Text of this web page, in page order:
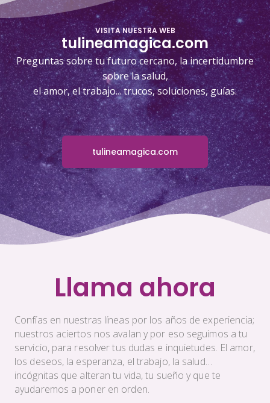
VISITA NUESTRA WEB
tulineamagica.com
Preguntas sobre tu futuro cercano, la incertidumbre
sobre la salud,
el amor, el trabajo... trucos, soluciones, guías.
tulineamagica.com
Llama ahora
Confías en nuestras líneas por los años de experiencia;
nuestros aciertos nos avalan y por eso seguimos a tu
servicio, para resolver tus dudas e inquietudes. El amor,
los deseos, la esperanza, el trabajo, la salud…
incógnitas que alteran tu vida, tu sueño y que te
ayudaremos a poner en orden.